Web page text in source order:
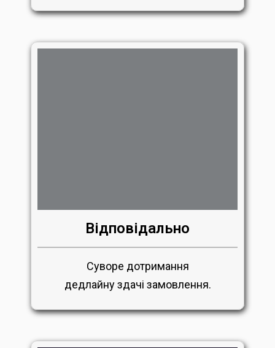
Відповідально
Суворе дотримання
дедлайну здачі замовлення.